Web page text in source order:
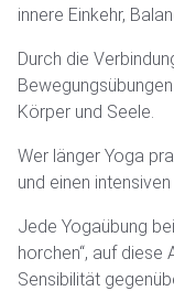
innere Einkehr,
Durch die
Körper und Seele.
Wer länger Yoga
und einen
Jede Yogaübung
horchen“, auf diese
Sensibilität